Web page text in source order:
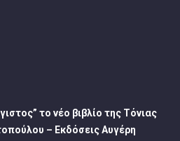
το νέο βιβλίο της Τόνιας
– Εκδόσεις Αυγέρη